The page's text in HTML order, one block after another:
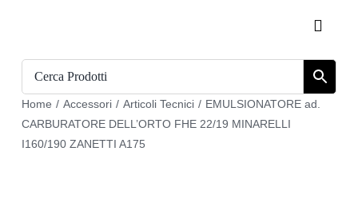
contenuto
Toggle
Catalogo
Home / Accessori / Articoli Tecnici / EMULSIONATORE ad.
CARBURATORE DELL’ORTO FHE 22/19 MINARELLI
I160/190 ZANETTI A175